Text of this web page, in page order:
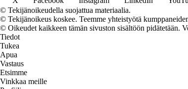
© Tekijänoikeudella suojattua materiaalia.
© Tekijänoikeus koskee. Teemme yhteistyötä
© Oikeudet kaikkeen tämän sivuston sisältöön pidätetään.
Tiedot
Tukea
Apua
Vastaus
Etsimme
Vinkkaa meille